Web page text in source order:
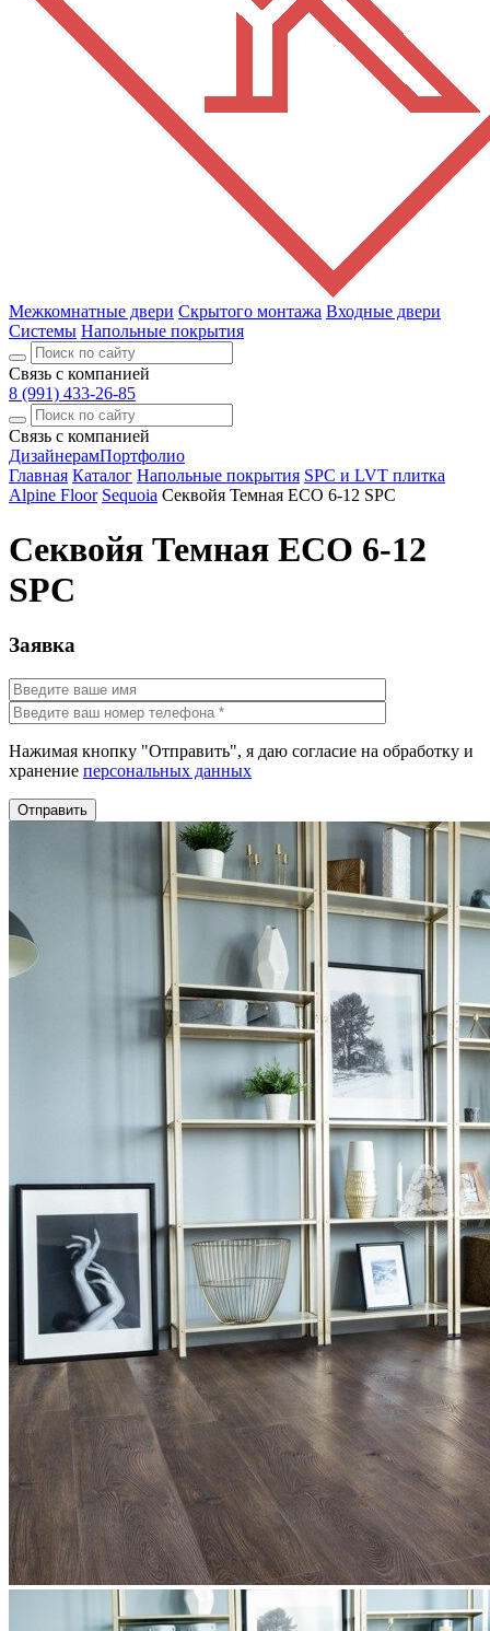
Межкомнатные двери Скрытого монтажа Входные двери
Системы Напольные покрытия
Связь с компанией
8 (991) 433-26-85
Связь с компанией
ДизайнерамПортфолио
Главная Каталог Напольные покрытия SPC и LVT плитка
Alpine Floor Sequoia Секвойя Темная ЕСО 6-12 SPC
Секвойя Темная ЕСО 6-12
SPC
Заявка
Нажимая кнопку "Отправить", я даю согласие на обработку и
хранение персональных данных
Отправить